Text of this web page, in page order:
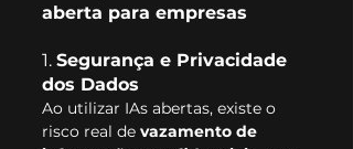
aberta para empresas
1. Segurança e Privacidade
dos Dados
Ao utilizar IAs abertas, existe o
risco real de vazamento de